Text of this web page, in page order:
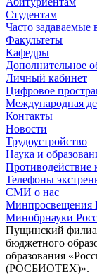
Студентам
Часто задаваемые
Факультеты
Кафедры
Дополнительное
Личный кабинет
Цифровое
Международная
Контакты
Новости
Трудоустройство
Наука и
Противодействие
Телефоны
СМИ о нас
Минпросвещения
Минобрнауки
Пущинский
бюджетного
образования
(РОСБИОТЕХ)».